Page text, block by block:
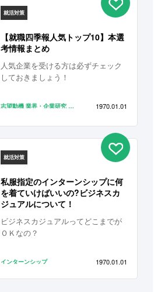
就活対策
【就職四季報人気トップ10】本選
考情報まとめ
人気企業を受ける方は必ずチェック
しておきましょう！
志望動機 業界・企業研究 自己PR エントリーシート
1970.01.01
就活対策
私服指定のインターンシップに何
を着ていけばいいの?ビジネスカ
ジュアルについて！
ビジネスカジュアルってどこまでが
ＯＫなの？
インターンシップ 1970.01.01